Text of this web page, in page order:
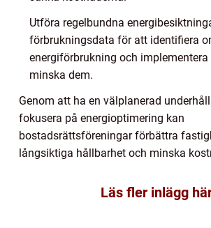
Utföra regelbundna
förbrukningsdata för att identifiera
energiförbrukning och
minska dem.
Genom att ha en välplanerad
fokusera på energioptimering kan
bostadsrättsföreningar förbättra
långsiktiga hållbarhet och minska
Läs fler inlägg